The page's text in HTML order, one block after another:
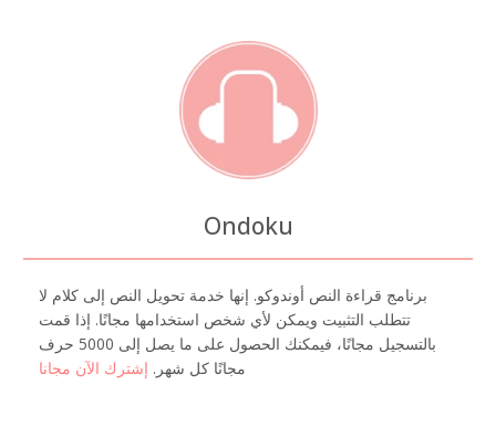
Ondoku
برنامج قراءة النص أوندوكو. إنها خدمة تحويل النص إلى كلام لا
تتطلب التثبيت ويمكن لأي شخص استخدامها مجانًا. إذا قمت
بالتسجيل مجانًا، فيمكنك الحصول على ما يصل إلى 5000 حرف
مجانًا كل شهر. إشترك الآن مجانا